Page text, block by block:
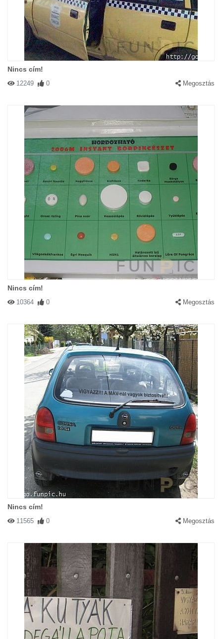
Nincs cím!
12249 0 Megosztás
Nincs cím!
10364 0 Megosztás
Nincs cím!
11565 0 Megosztás